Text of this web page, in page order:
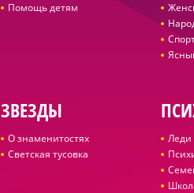
Помощь детям
ЗВЕЗДЫ
О знаменитостях
Светская тусовка
Леди